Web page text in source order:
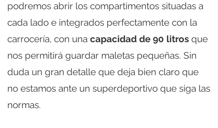
podremos abrir los compartimentos situadas a
cada lado e integrados perfectamente con la
carrocería, con una capacidad de 90 litros que
nos permitirá guardar maletas pequeñas. Sin
duda un gran detalle que deja bien claro que
no estamos ante un superdeportivo que siga las
normas.